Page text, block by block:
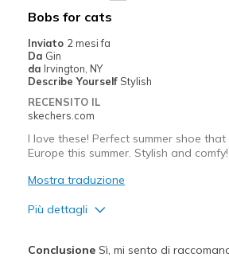
Sizing
View On Shoes
Bobs for cats
Inviato 2 mesi fa
Da Gin
da Irvington, NY
Describe Yourself Stylish
RECENSITO IL
skechers.com
I love these! Perfect summer shoe
Europe this summer. Stylish and comfy!
Mostra traduzione
Più dettagli
ConclusioneSì, mi sento di